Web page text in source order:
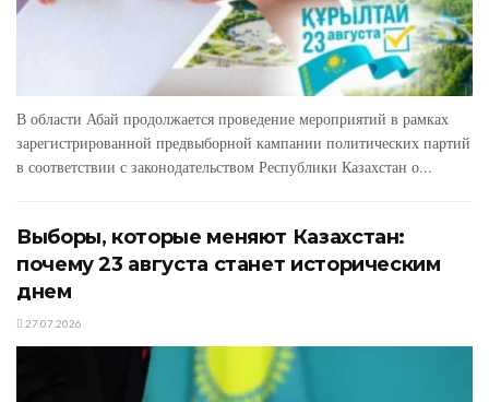
В области Абай продолжается проведение мероприятий в рамках
зарегистрированной предвыборной кампании политических партий
в соответствии с законодательством Республики Казахстан о...
Выборы, которые меняют Казахстан:
почему 23 августа станет историческим
днем
27.07.2026